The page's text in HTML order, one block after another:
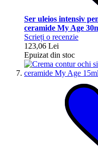
Ser uleios intensiv
ceramide My Age
Scrieți o recenzie
123,06 Lei
Epuizat din stoc